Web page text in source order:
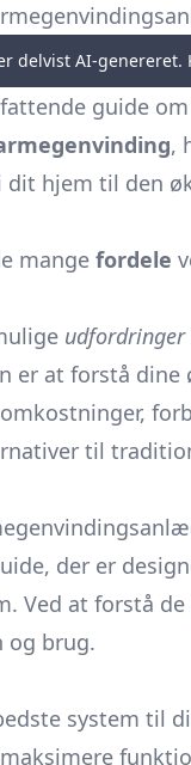
delvist AI-
guide
,
dit hjem til den
mange fordele
udfordringer
er at forstå dine
til
der er
Ved at forstå de
og brug.
system til